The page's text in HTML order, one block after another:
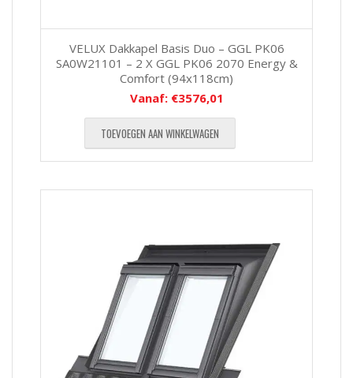
VELUX Dakkapel Basis Duo – GGL PK06
SA0W21101 – 2 X GGL PK06 2070 Energy &
Comfort (94x118cm)
Vanaf: €3576,01
TOEVOEGEN AAN WINKELWAGEN